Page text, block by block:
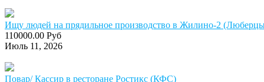
Ищу людей на прядильное производство в Жилино-2
110000.00 Руб
Июль 11, 2026
Повар/ Кассир в ресторане Ростикс (КФС)